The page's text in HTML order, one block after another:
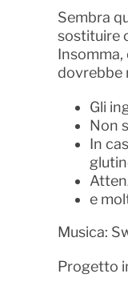
Sembra
sostituire
Insomma,
dovrebbe
Gli
Non
In
e
Musica:
Progetto